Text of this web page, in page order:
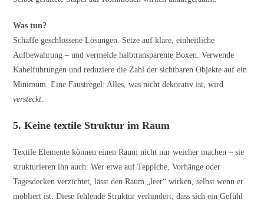
Was tun?
Schaffe geschlossene Lösungen. Setze auf klare, einheitliche
Aufbewahrung – und vermeide halbtransparente Boxen. Verwende
Kabelführungen und reduziere die Zahl der sichtbaren Objekte auf ein
Minimum. Eine Faustregel: Alles, was nicht dekorativ ist, wird
versteckt.
5. Keine textile Struktur im Raum
Textile Elemente können einen Raum nicht nur weicher machen – sie
strukturieren ihn auch. Wer etwa auf Teppiche, Vorhänge oder
Tagesdecken verzichtet, lässt den Raum „leer“ wirken, selbst wenn er
möbliert ist. Diese fehlende Struktur verhindert, dass sich ein Gefühl